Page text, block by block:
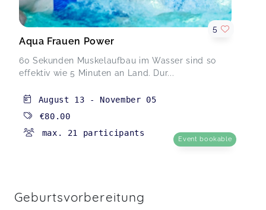
Aqua Frauen Power
60 Sekunden Muskelaufbau im Wasser sind so
effektiv wie 5 Minuten an Land. Dur...
5
August 13 - November 05
€80.00
max. 21 participants
Event bookable
Geburtsvorbereitung